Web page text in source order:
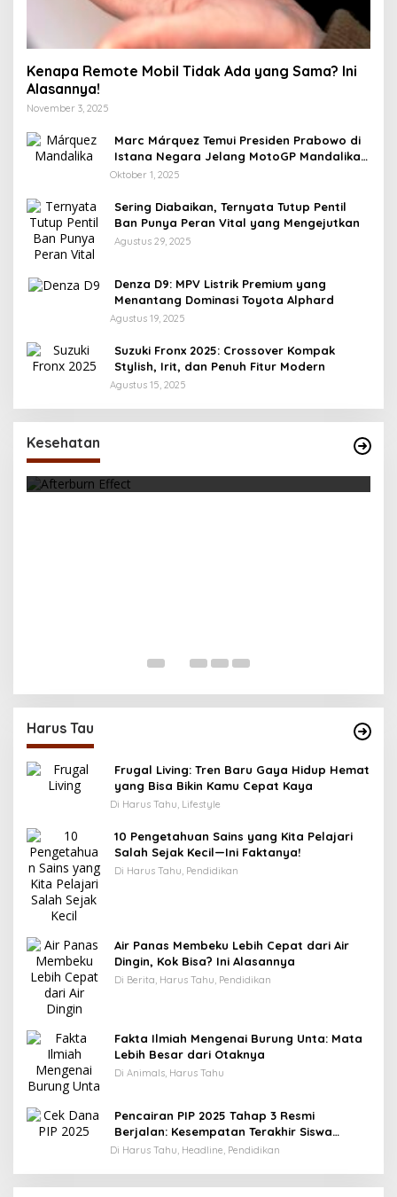
Kenapa Remote Mobil Tidak Ada yang Sama? Ini
Alasannya!
November 3, 2025
Marc Márquez Temui Presiden Prabowo di
Istana Negara Jelang MotoGP Mandalika
2025
Oktober 1, 2025
Sering Diabaikan, Ternyata Tutup Pentil
Ban Punya Peran Vital yang Mengejutkan
Agustus 29, 2025
Denza D9: MPV Listrik Premium yang
Menantang Dominasi Toyota Alphard
Agustus 19, 2025
Suzuki Fronx 2025: Crossover Kompak
Stylish, Irit, dan Penuh Fitur Modern
Agustus 15, 2025
Kesehatan
Tubuhmu Masih Bakar Kalori Meski Udah
Santai! Fakta Menarik Tentang Afterburn
Effect
Harus Tau
Frugal Living: Tren Baru Gaya Hidup Hemat
yang Bisa Bikin Kamu Cepat Kaya
Di Harus Tahu, Lifestyle
10 Pengetahuan Sains yang Kita Pelajari
Salah Sejak Kecil—Ini Faktanya!
Di Harus Tahu, Pendidikan
Air Panas Membeku Lebih Cepat dari Air
Dingin, Kok Bisa? Ini Alasannya
Di Berita, Harus Tahu, Pendidikan
Fakta Ilmiah Mengenai Burung Unta: Mata
Lebih Besar dari Otaknya
Di Animals, Harus Tahu
Pencairan PIP 2025 Tahap 3 Resmi
Berjalan: Kesempatan Terakhir Siswa
Menerima Bantuan Pendidikan hingga
Di Harus Tahu, Headline, Pendidikan